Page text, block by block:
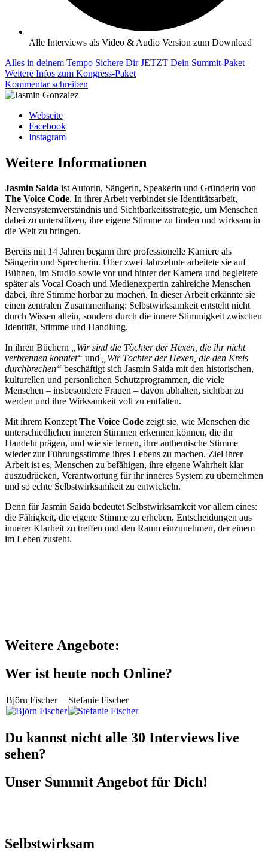
Alle Interviews als Video & Audio Version zum Download
Alles in deinem Tempo Sichere Dir JETZT Dein Summit-Paket
Weitere Infos zum Kongress-Paket
Kommentar schreiben
Webseite
Facebook
Instagram
Weitere Informationen
Jasmin Saida ist Autorin, Sängerin, Speakerin und Gründerin von
The Voice Code. In ihrer Arbeit verbindet sie Identitätsarbeit,
Nervensystemverständnis und Sichtbarkeitsstrategie, um Menschen
dabei zu unterstützen, ihre eigene Stimme zu finden und wirksam in
die Welt zu bringen.
Bereits mit 14 Jahren begann ihre professionelle Karriere als
Sängerin und Sprecherin. Über zwei Jahrzehnte arbeitete sie auf
Bühnen, im Studio sowie vor und hinter der Kamera und begleitete
später als Vocal Coach und Medienexpertin zahlreiche Menschen
dabei, ihre Stimme hörbar zu machen. In dieser Arbeit erkannte sie
einen zentralen Zusammenhang: Selbstwirksamkeit entsteht nicht
durch Wissen allein, sondern durch die innere Stimmigkeit zwischen
Identität, Stimme und Handlung.
In ihren Büchern
„Wir sind die Töchter der Hexen, die ihr nicht
verbrennen konntet“ und „Wir Töchter der Hexen, die den Kreis
durchbrechen“ beschäftigt sich Jasmin Saida mit den historischen,
kulturellen und persönlichen Schutzprogrammen, die viele
Menschen – insbesondere Frauen – davon abhalten, sichtbar zu
werden und ihre Wirksamkeit voll zu entfalten.
Mit ihrem Konzept The Voice Code zeigt sie, wie Menschen die
unterschiedlichen inneren Stimmen erkennen können, die ihr
Handeln prägen, und wie sie lernen, ihre authentische Stimme
wieder zur Führungsstimme ihres Lebens zu machen. Ziel ihrer
Arbeit ist es, Menschen zu befähigen, ihre eigene Wahrheit klar
auszudrücken, Verantwortung für ihr inneres System zu übernehmen
und so echte Selbstwirksamkeit zu entwickeln.
Denn für Jasmin Saida bedeutet Selbstwirksamkeit vor allem eines:
die Fähigkeit, die eigene Stimme zu erheben, Entscheidungen aus
innerer Klarheit zu treffen und den Raum einzunehmen, der einem
im Leben zusteht.
Weitere Angebote:
Wer ist heute noch Online?
Björn Fischer Stefanie Fischer
Du kannst nicht alle 30 Interviews live
sehen?
Unser Summit Angebot für Dich!
Selbstwirksam